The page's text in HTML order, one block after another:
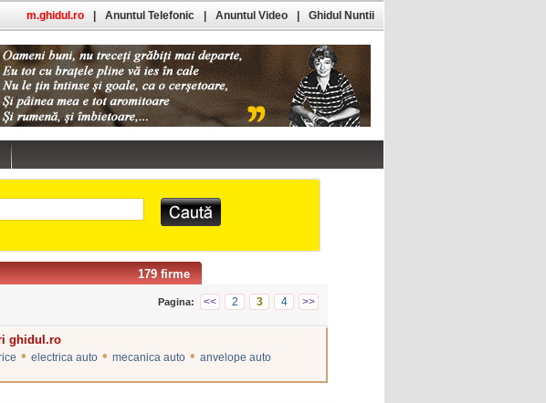
179 firme
Pagina: << 2 3 4 >>
ghidul.ro
• electrica auto • mecanica auto • anvelope auto
m.ghidul.ro Anuntul Telefonic Anuntul Video Ghidul Nuntii